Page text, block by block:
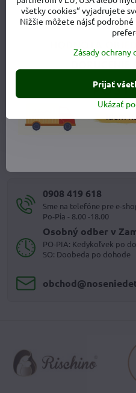
Monika Dankovičová -
0908 419 618
Sme na telefóne pre e-
Po-Pia - 8.00 -18.00
Osobný odber v
PO-PIA: Kedykoľvek po
SO: Doobeda po dohode
všetky cookies“ vyjadrujete
Nižšie môžete nájsť
Zásady ochrany
Ukázať
Prijať